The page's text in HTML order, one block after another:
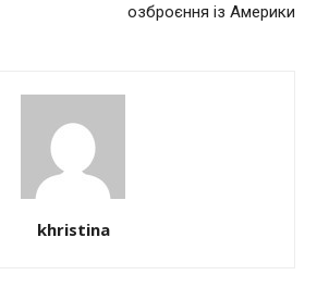
oзбpoєння із Амepики
khristina